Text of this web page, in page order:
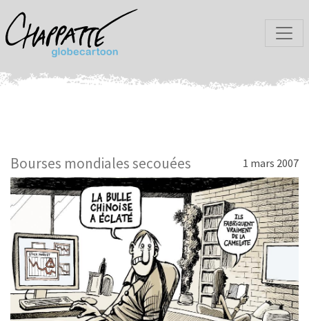
Bourses mondiales secouées 1 mars 2007